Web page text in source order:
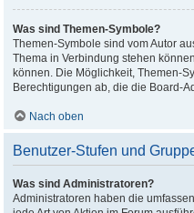
Was sind Themen-Symbole?
Themen-Symbole sind vom Autor
Thema in Verbindung stehen
können. Die Möglichkeit, Themen-
Berechtigungen ab, die die Board-
Nach oben
Benutzer-Stufen und
Was sind Administratoren?
Administratoren haben die